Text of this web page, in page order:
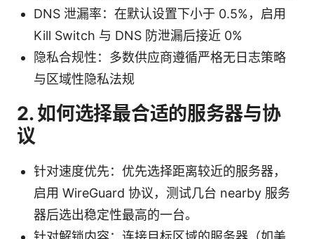
DNS 泄漏率：在默认设置下小于 0.5%，启用
Kill Switch 与 DNS 防泄漏后接近 0%
隐私合规性：多数供应商遵循严格无日志策略
与区域性隐私法规
2. 如何选择最合适的服务器与协
议
针对速度优先：优先选择距离较近的服务器，
启用 WireGuard 协议，测试几台 nearby 服务
器后选出稳定性最高的一台。